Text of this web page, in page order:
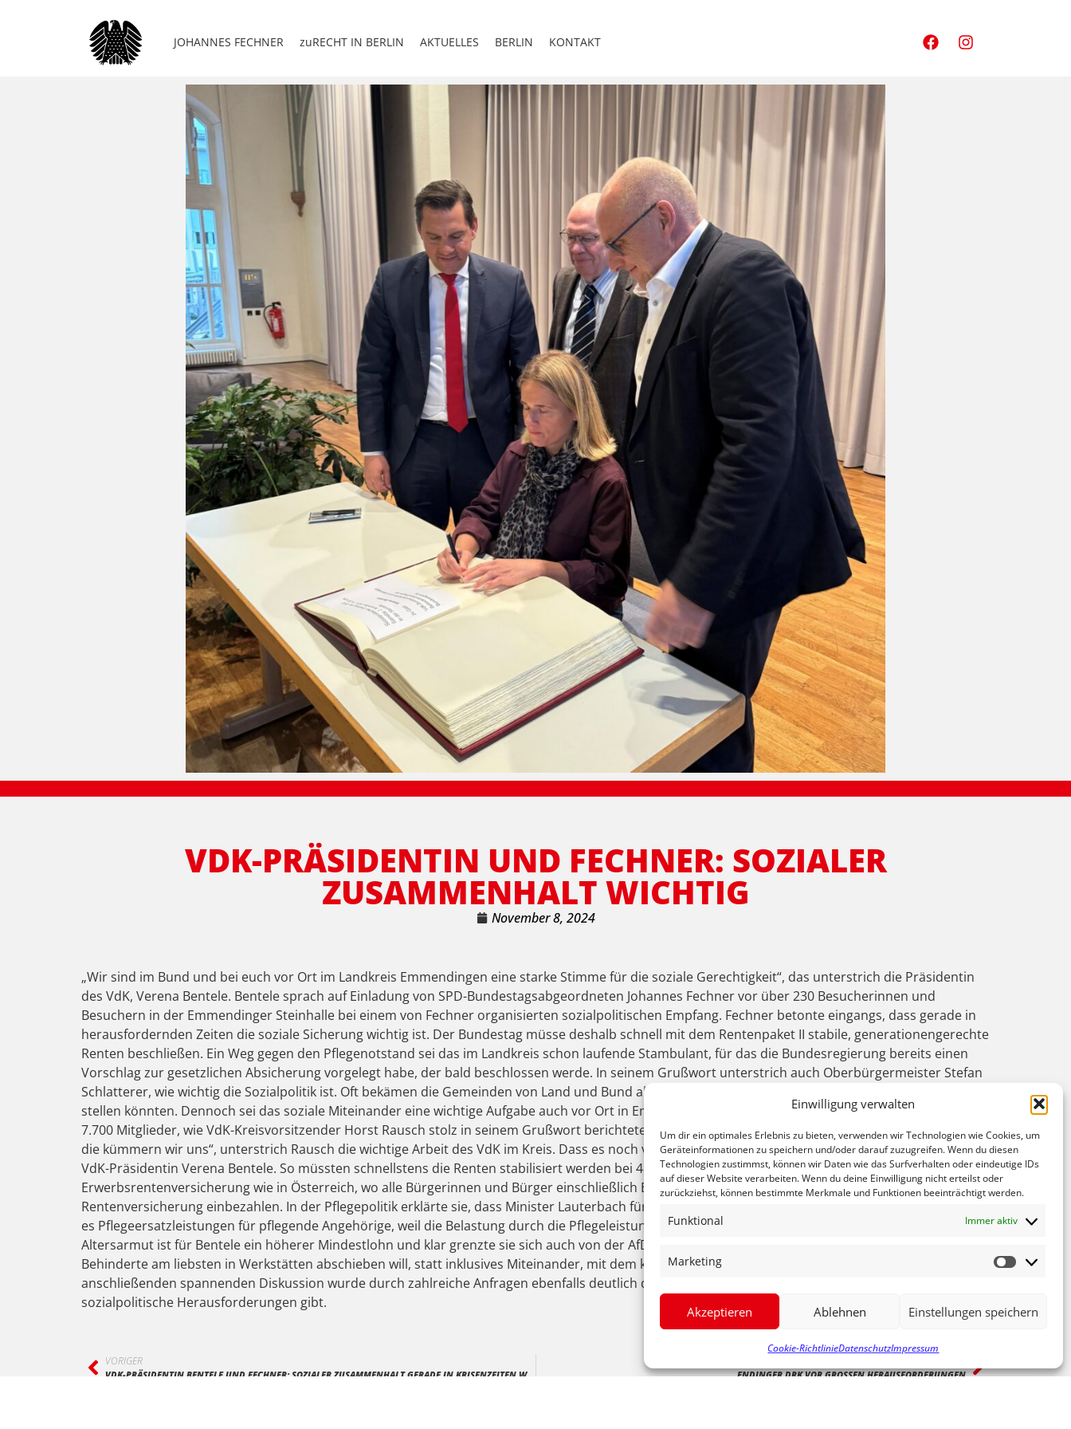
Einwilligung verwalten
Um dir ein optimales Erlebnis zu bieten, verwenden wir Technologien wie Cookies, um
Geräteinformationen zu speichern und/oder darauf zuzugreifen. Wenn du diesen
Technologien zustimmst, können wir Daten wie das Surfverhalten oder eindeutige IDs
auf dieser Website verarbeiten. Wenn du deine Einwilligung nicht erteilst oder
zurückziehst, können bestimmte Merkmale und Funktionen beeinträchtigt werden.
Funktional Immer aktiv
Marketing
Akzeptieren Ablehnen Einstellungen speichern
Cookie-RichtlinieDatenschutzImpressum
JOHANNES FECHNER zuRECHT IN BERLIN AKTUELLES BERLIN KONTAKT
VDK-PRÄSIDENTIN UND FECHNER: SOZIALER
ZUSAMMENHALT WICHTIG
November 8, 2024
„Wir sind im Bund und bei euch vor Ort im Landkreis Emmendingen eine starke Stimme für die soziale Gerechtigkeit“, das unterstrich die Präsidentin
des VdK, Verena Bentele. Bentele sprach auf Einladung von SPD-Bundestagsabgeordneten Johannes Fechner vor über 230 Besucherinnen und
Besuchern in der Emmendinger Steinhalle bei einem von Fechner organisierten sozialpolitischen Empfang. Fechner betonte eingangs, dass gerade in
herausfordernden Zeiten die soziale Sicherung wichtig ist. Der Bundestag müsse deshalb schnell mit dem Rentenpaket II stabile, generationengerechte
Renten beschließen. Ein Weg gegen den Pflegenotstand sei das im Landkreis schon laufende Stambulant, für das die Bundesregierung bereits einen
Vorschlag zur gesetzlichen Absicherung vorgelegt habe, der bald beschlossen werde. In seinem Grußwort unterstrich auch Oberbürgermeister Stefan
Schlatterer, wie wichtig die Sozialpolitik ist. Oft bekämen die Gemeinden von Land und Bund aber Aufgaben übertragen, die sie finanziell nur schwierig
stellen könnten. Dennoch sei das soziale Miteinander eine wichtige Aufgabe auch vor Ort in Emmendingen. Der VdK hat im Landkreis Emmendingen
7.700 Mitglieder, wie VdK-Kreisvorsitzender Horst Rausch stolz in seinem Grußwort berichtete. „Viele Menschen benötigen Hilfe und Beratung und um
die kümmern wir uns“, unterstrich Rausch die wichtige Arbeit des VdK im Kreis. Dass es noch viele sozialpolitische Aufgaben gibt für die Politik, betonte
VdK-Präsidentin Verena Bentele. So müssten schnellstens die Renten stabilisiert werden bei 48%, besser 53 % des letzten Gehaltes. Sie forderte eine
Erwerbsrentenversicherung wie in Österreich, wo alle Bürgerinnen und Bürger einschließlich Beamten und Abgeordneten in die gesetzliche
Rentenversicherung einbezahlen. In der Pflegepolitik erklärte sie, dass Minister Lauterbach für das sog. Stambulant-Modell werbe. Dringend benötige
es Pflegeersatzleistungen für pflegende Angehörige, weil die Belastung durch die Pflegeleistungen für Angehörige sehr hoch ist. Ein Mittel gegen
Altersarmut ist für Bentele ein höherer Mindestlohn und klar grenzte sie sich auch von der AfD ab: „Wer Gleichstellungsbeauftragte abschaffen will und
Behinderte am liebsten in Werkstätten abschieben will, statt inklusives Miteinander, mit dem können wir nicht zusammenarbeiten“. In der
anschließenden spannenden Diskussion wurde durch zahlreiche Anfragen ebenfalls deutlich durch zahlreiche Anfragen, dass es auch im Kreis große
sozialpolitische Herausforderungen gibt.
VORIGER
VDK-PRÄSIDENTIN BENTELE UND FECHNER: SOZIALER ZUSAMMENHALT GERADE IN KRISENZEITEN WICHTIG ENDINGER DRK VOR GROSSEN HERAUSFORDERUNGEN